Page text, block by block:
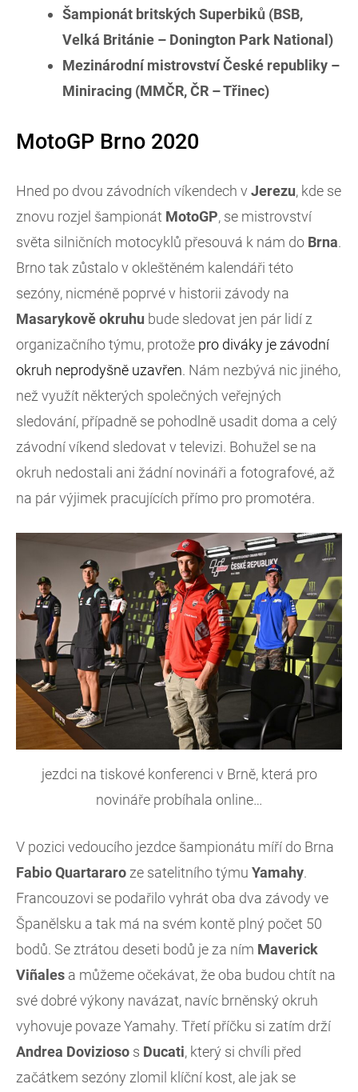
Šampionát britských Superbiků (BSB,
Velká Británie – Donington Park National)
Mezinárodní mistrovství České republiky –
Miniracing (MMČR, ČR – Třinec)
MotoGP Brno 2020
Hned po dvou závodních víkendech v Jerezu, kde se
znovu rozjel šampionát MotoGP, se mistrovství
světa silničních motocyklů přesouvá k nám do Brna.
Brno tak zůstalo v okleštěném kalendáři této
sezóny, nicméně poprvé v historii závody na
Masarykově okruhu bude sledovat jen pár lidí z
organizačního týmu, protože pro diváky je závodní
okruh neprodyšně uzavřen. Nám nezbývá nic jiného,
než využít některých společných veřejných
sledování, případně se pohodlně usadit doma a celý
závodní víkend sledovat v televizi. Bohužel se na
okruh nedostali ani žádní novináři a fotografové, až
na pár výjimek pracujících přímo pro promotéra.
jezdci na tiskové konferenci v Brně, která pro
novináře probíhala online…
V pozici vedoucího jezdce šampionátu míří do Brna
Fabio Quartararo ze satelitního týmu Yamahy.
Francouzovi se podařilo vyhrát oba dva závody ve
Španělsku a tak má na svém kontě plný počet 50
bodů. Se ztrátou deseti bodů je za ním Maverick
Viñales a můžeme očekávat, že oba budou chtít na
své dobré výkony navázat, navíc brněnský okruh
vyhovuje povaze Yamahy. Třetí příčku si zatím drží
Andrea Dovizioso s Ducati, který si chvíli před
začátkem sezóny zlomil klíční kost, ale jak se